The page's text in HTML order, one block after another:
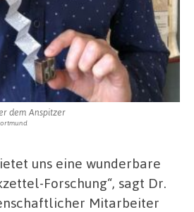
dem Anspitzer
uns eine wunderbare
Forschung“, sagt Dr.
Mitarbeiter